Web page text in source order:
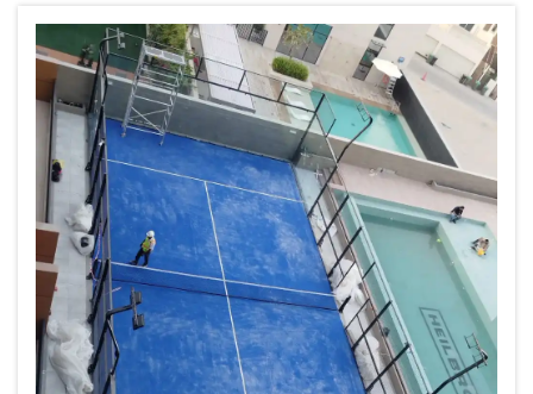
համարձակությունը ստեղծել է
մրցակցային շուկա, որտեղ ճիշտ
ընտրությունը կարևոր է...